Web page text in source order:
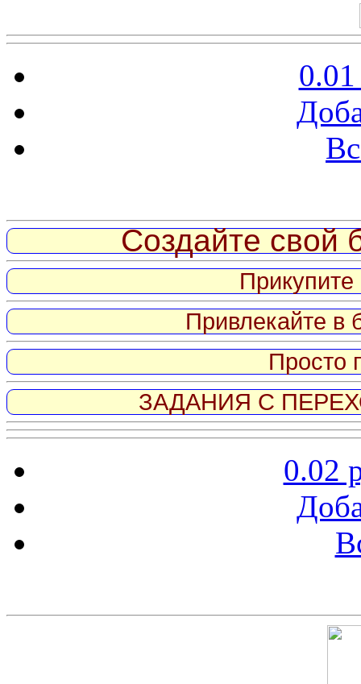
Создайте свой
Привлекайте в
Просто
ЗАДАНИЯ С
0.02